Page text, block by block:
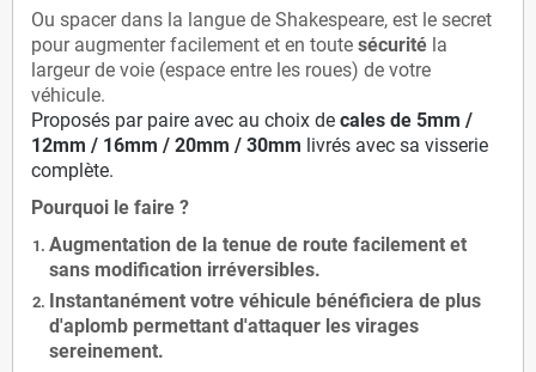
Ou spacer dans la langue de Shakespeare, est le secret
pour augmenter facilement et en toute sécurité la
largeur de voie (espace entre les roues) de votre
véhicule.
Proposés par paire avec au choix de cales de 5mm /
12mm / 16mm / 20mm / 30mm livrés avec sa visserie
complète.
Pourquoi le faire ?
Augmentation de la tenue de route facilement et
sans modification irréversibles.
Instantanément votre véhicule bénéficiera de plus
d'aplomb permettant d'attaquer les virages
sereinement.